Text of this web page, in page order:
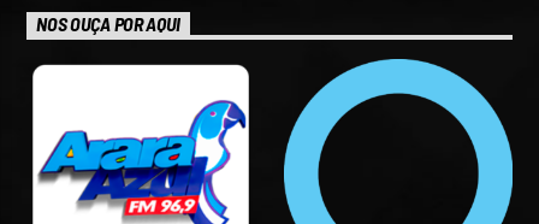
NOS OUÇA POR AQUI